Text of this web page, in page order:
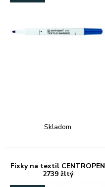
Skladom
Fixky na textil CENTROPEN
2739 žltý